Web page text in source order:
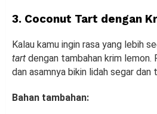
3. Coconut Tart dengan
Kalau kamu ingin rasa yang lebih
tart dengan tambahan krim lemon.
dan asamnya bikin lidah segar
Bahan tambahan: